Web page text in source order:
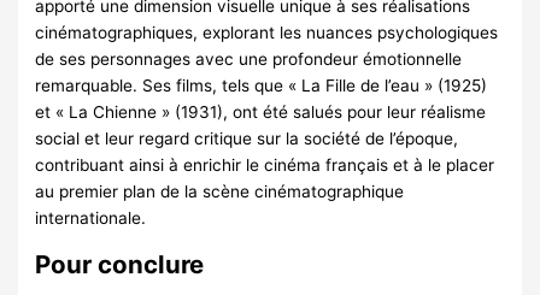
apporté une dimension visuelle unique à ses réalisations
cinématographiques, explorant les nuances psychologiques
de ses personnages avec une profondeur émotionnelle
remarquable. Ses films, tels que « La Fille de l’eau » (1925)
et « La Chienne » (1931), ont été salués pour leur réalisme
social et leur regard critique sur la société de l’époque,
contribuant ainsi à enrichir le cinéma français et à le placer
au premier plan de la scène cinématographique
internationale.
Pour conclure